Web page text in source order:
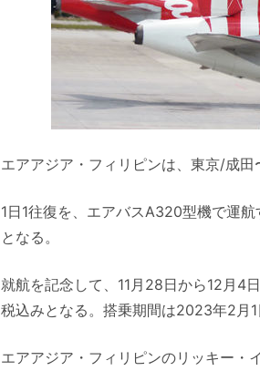
エアアジア・フィリピンは、東京/成
1日1往復を、エアバスA320型機で運
となる。
就航を記念して、11月28日から12月4
税込みとなる。搭乗期間は2023年2月1
エアアジア・フィリピンのリッキー・